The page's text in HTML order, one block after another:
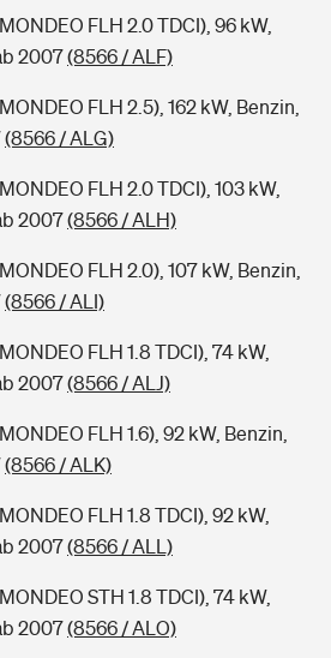
FLH 2.0 TDCI), 96 kW,
2007(8566 / ALF)
FLH 2.5), 162 kW, Benzin,
(8566 / ALG)
FLH 2.0 TDCI), 103 kW,
2007(8566 / ALH)
FLH 2.0), 107 kW, Benzin,
(8566 / ALI)
FLH 1.8 TDCI), 74 kW,
2007(8566 / ALJ)
FLH 1.6), 92 kW, Benzin,
(8566 / ALK)
FLH 1.8 TDCI), 92 kW,
2007(8566 / ALL)
STH 1.8 TDCI), 74 kW,
2007(8566 / ALO)